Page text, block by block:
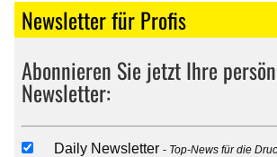
Newsletter für Profis
Abonnieren Sie jetzt Ihre
Newsletter:
Daily Newsletter
Top-News für die